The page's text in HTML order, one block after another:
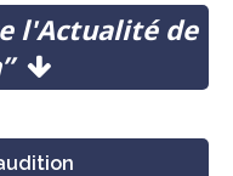
l'Actualité de